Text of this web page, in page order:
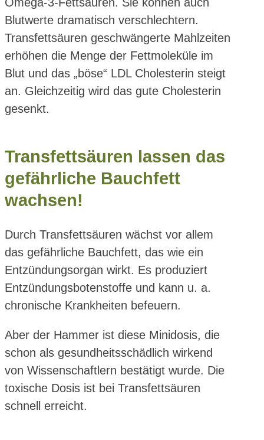
Blutwerte dramatisch verschlechtern.
Transfettsäuren geschwängerte Mahlzeiten
erhöhen die Menge der Fettmoleküle im
Blut und das „böse“ LDL Cholesterin steigt
an. Gleichzeitig wird das gute Cholesterin
gesenkt.
Transfettsäuren lassen das
gefährliche Bauchfett
wachsen!
Durch Transfettsäuren wächst vor allem
das gefährliche Bauchfett, das wie ein
Entzündungsorgan wirkt. Es produziert
Entzündungsbotenstoffe und kann u. a.
chronische Krankheiten befeuern.
Aber der Hammer ist diese Minidosis, die
schon als gesundheitsschädlich wirkend
von Wissenschaftlern bestätigt wurde. Die
toxische Dosis ist bei Transfettsäuren
schnell erreicht.